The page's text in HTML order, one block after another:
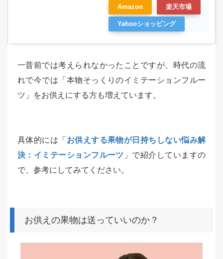
Amazon 楽天市場
Yahooショッピング
一昔前では考えられなかったことですが、時代の流
れで今では「本物そっくりのイミテーションフルー
ツ」をお供えにする方も増えています。
具体的には「 お供えする果物が日持ちしない悩み解
決：イミテーションフルーツ 」で紹介していますの
で、参考にしてみてください。
お供えの果物は送っていいのか？